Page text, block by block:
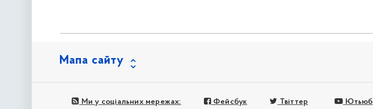
Мапа сайту
Ми у соціальних мережах: Фейсбук Твіттер Ютьюб